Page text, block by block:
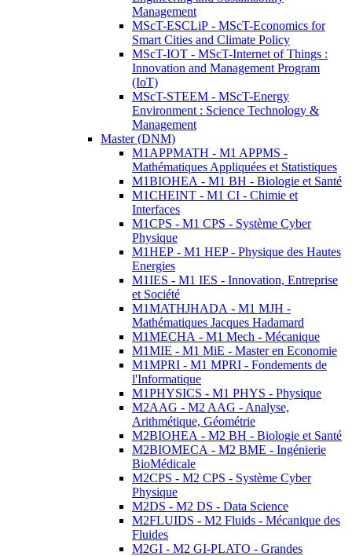
Management
MScT-ESCLiP - MScT-Economics for
Smart Cities and Climate Policy
MScT-IOT - MScT-Internet of Things :
Innovation and Management Program
(IoT)
MScT-STEEM - MScT-Energy
Environment : Science Technology &
Management
Master (DNM)
M1APPMATH - M1 APPMS -
Mathématiques Appliquées et Statistiques
M1BIOHEA - M1 BH - Biologie et Santé
M1CHEINT - M1 CI - Chimie et
Interfaces
M1CPS - M1 CPS - Système Cyber
Physique
M1HEP - M1 HEP - Physique des Hautes
Energies
M1IES - M1 IES - Innovation, Entreprise
et Société
M1MATHJHADA - M1 MJH -
Mathématiques Jacques Hadamard
M1MECHA - M1 Mech - Mécanique
M1MIE - M1 MiE - Master en Economie
M1MPRI - M1 MPRI - Fondements de
l'Informatique
M1PHYSICS - M1 PHYS - Physique
M2AAG - M2 AAG - Analyse,
Arithmétique, Géométrie
M2BIOHEA - M2 BH - Biologie et Santé
M2BIOMECA - M2 BME - Ingénierie
BioMédicale
M2CPS - M2 CPS - Système Cyber
Physique
M2DS - M2 DS - Data Science
M2FLUIDS - M2 Fluids - Mécanique des
Fluides
M2GI - M2 GI-PLATO - Grandes